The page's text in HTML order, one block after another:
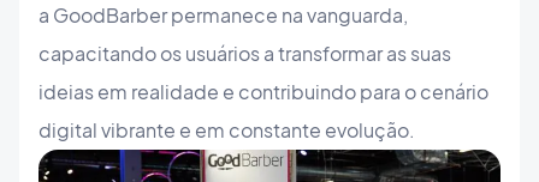
a GoodBarber permanece na vanguarda,
capacitando os usuários a transformar as suas
ideias em realidade e contribuindo para o cenário
digital vibrante e em constante evolução.